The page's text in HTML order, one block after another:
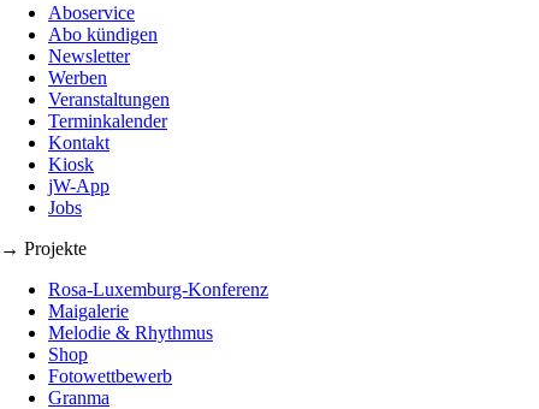
Aboservice
Abo kündigen
Newsletter
Werben
Veranstaltungen
Terminkalender
Kontakt
Kiosk
jW-App
Jobs
→ Projekte
Rosa-Luxemburg-Konferenz
Maigalerie
Melodie & Rhythmus
Shop
Fotowettbewerb
Granma